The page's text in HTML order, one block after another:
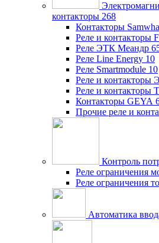
контакторы 268
Контакторы Samwha
Реле и контакторы
Реле ЭТК Меандр
Реле Line Energy 10
Реле Smartmodule 10
Реле и контакторы
Реле и контакторы
Контакторы GEYA
Прочие реле и
Контроль
Реле ограничения
Реле ограничения
Автоматика